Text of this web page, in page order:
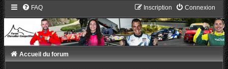
FAQ Connexion
Inscription
Accueil du forum